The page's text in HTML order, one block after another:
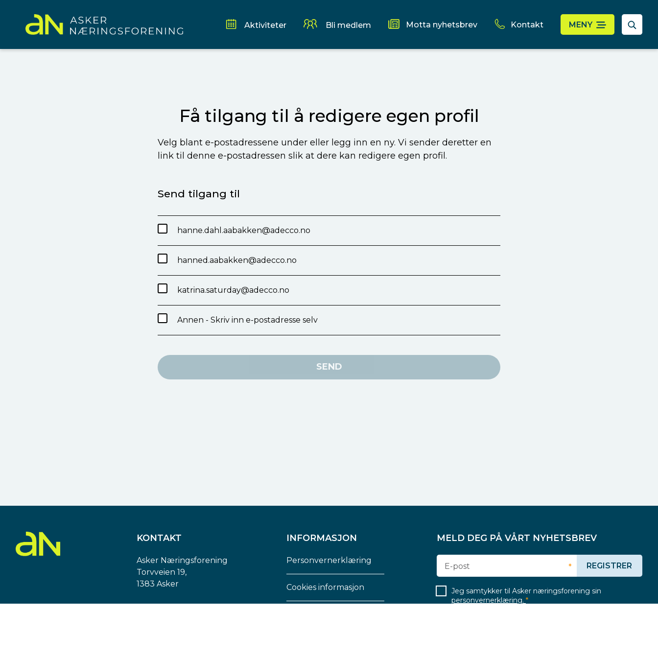
Aktiviteter Bli medlem Motta nyhetsbrev Kontakt MENY
Få tilgang til å redigere egen profil
Velg blant e-postadressene under eller legg inn en ny. Vi sender deretter en
link til denne e-postadressen slik at dere kan redigere egen profil.
Send tilgang til
hanne.dahl.aabakken@adecco.no
hanned.aabakken@adecco.no
katrina.saturday@adecco.no
Annen - Skriv inn e-postadresse selv
SEND
KONTAKT
Asker Næringsforening
Torvveien 19,
1383 Asker
INFORMASJON
Personvernerklæring
Cookies informasjon
MELD DEG PÅ VÅRT NYHETSBREV
E-post * REGISTRER
Jeg samtykker til Asker næringsforening sin
personvernerklæring. *